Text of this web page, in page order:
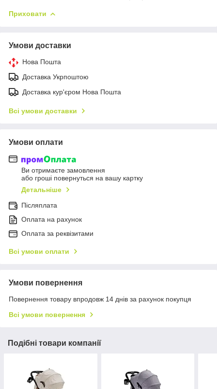
Приховати
Умови доставки
Нова Пошта
Доставка Укрпоштою
Доставка кур'єром Нова Пошта
Всі умови доставки
Умови оплати
Ви отримаєте замовлення
або гроші повернуться на вашу картку
Детальніше
Післяплата
Оплата на рахунок
Оплата за реквізитами
Всі умови оплати
Умови повернення
Повернення товару впродовж 14 днів за рахунок покупця
Всі умови повернення
Подібні товари компанії